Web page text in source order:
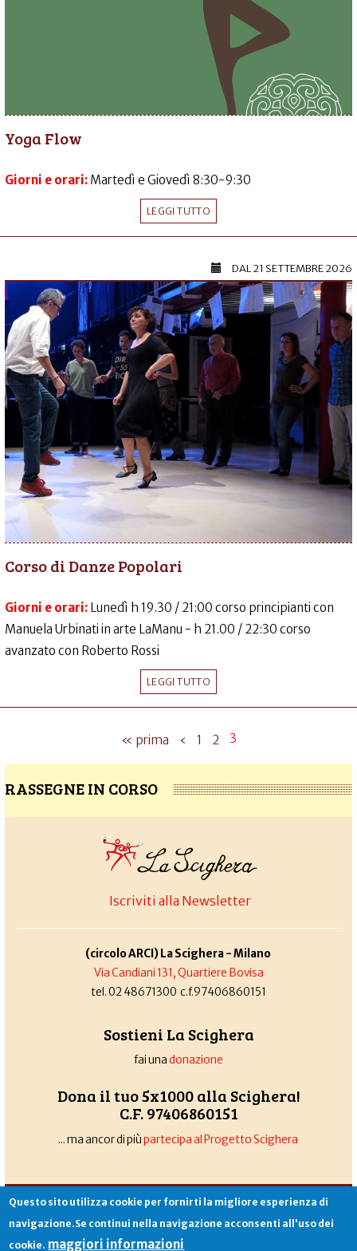
Yoga Flow
Giorni e orari: Martedì e Giovedì 8:30-9:30
LEGGI TUTTO
DAL21 SETTEMBRE 2026
Corso di Danze Popolari
Giorni e orari: Lunedì h 19.30 / 21:00 corso principianti con
Manuela Urbinati in arte LaManu - h 21.00 / 22:30 corso
avanzato con Roberto Rossi
LEGGI TUTTO
« prima ‹ 1 2 3
RASSEGNE IN CORSO
Iscriviti alla Newsletter
(circolo ARCI) La Scighera - Milano
Via Candiani 131, Quartiere Bovisa
tel. 02 48671300 c.f.97406860151
Sostieni La Scighera
fai unadonazione
Dona il tuo 5x1000 alla Scighera!
C.F. 97406860151
... ma ancor di piùpartecipa al Progetto Scighera
Associazione La Scighera copyleft|cookies|privacy|login
Sito creato daAlekos.net
Questo sito utilizza cookie per fornirti la migliore esperienza di
navigazione.Se continui nella navigazione acconsenti all'uso dei
cookie. maggiori informazioni